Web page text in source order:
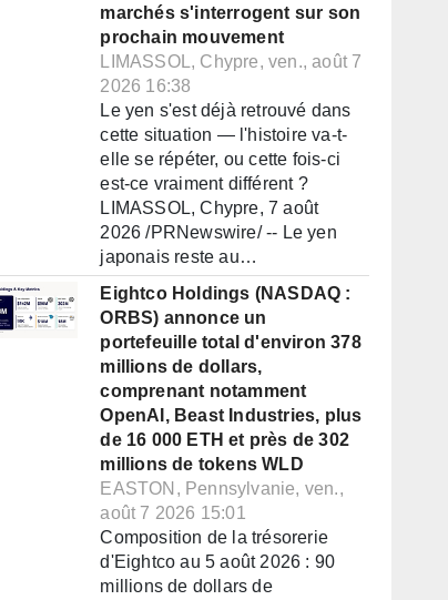
marchés s'interrogent sur son
prochain mouvement
LIMASSOL, Chypre, ven., août 7
2026 16:38
Le yen s'est déjà retrouvé dans
cette situation — l'histoire va-t-
elle se répéter, ou cette fois-ci
est-ce vraiment différent ?
LIMASSOL, Chypre, 7 août
2026 /PRNewswire/ -- Le yen
japonais reste au…
Eightco Holdings (NASDAQ :
ORBS) annonce un
portefeuille total d'environ 378
millions de dollars,
comprenant notamment
OpenAI, Beast Industries, plus
de 16 000 ETH et près de 302
millions de tokens WLD
EASTON, Pennsylvanie, ven.,
août 7 2026 15:01
Composition de la trésorerie
d'Eightco au 5 août 2026 : 90
millions de dollars de